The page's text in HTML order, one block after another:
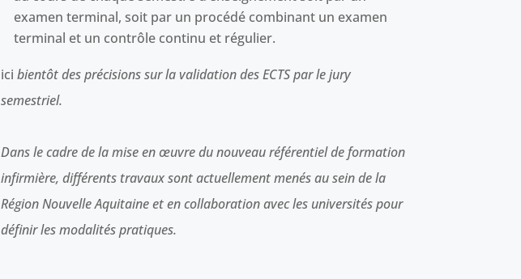
examen terminal, soit par un procédé combinant un examen
terminal et un contrôle continu et régulier.
ici bientôt des précisions sur la validation des ECTS par le jury
semestriel.
Dans le cadre de la mise en œuvre du nouveau référentiel de formation
infirmière, différents travaux sont actuellement menés au sein de la
Région Nouvelle Aquitaine et en collaboration avec les universités pour
définir les modalités pratiques.